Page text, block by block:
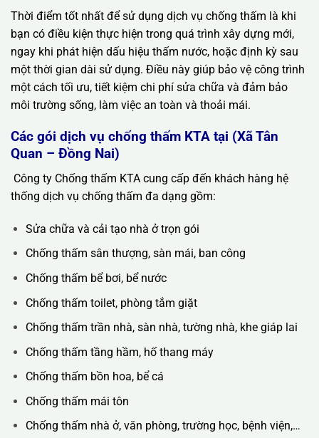
Thời điểm tốt nhất để sử dụng dịch vụ chống thấm là khi
bạn có điều kiện thực hiện trong quá trình xây dựng mới,
ngay khi phát hiện dấu hiệu thấm nước, hoặc định kỳ sau
một thời gian dài sử dụng. Điều này giúp bảo vệ công trình
một cách tối ưu, tiết kiệm chi phí sửa chữa và đảm bảo
môi trường sống, làm việc an toàn và thoải mái.
Các gói dịch vụ chống thấm KTA tại (Xã Tân
Quan – Đồng Nai)
Công ty Chống thấm KTA cung cấp đến khách hàng hệ
thống dịch vụ chống thấm đa dạng gồm:
Sửa chữa và cải tạo nhà ở trọn gói
Chống thấm sân thượng, sàn mái, ban công
Chống thấm bể bơi, bể nước
Chống thấm toilet, phòng tắm giặt
Chống thấm trần nhà, sàn nhà, tường nhà, khe giáp lai
Chống thấm tầng hầm, hố thang máy
Chống thấm bồn hoa, bể cá
Chống thấm mái tôn
Chống thấm nhà ở, văn phòng, trường học, bệnh viện,…